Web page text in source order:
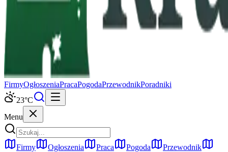
FirmyOgłoszeniaPracaPogodaPrzewodnikPoradniki
23°C
Menu
Firmy Ogłoszenia Praca Pogoda
Przewodnik